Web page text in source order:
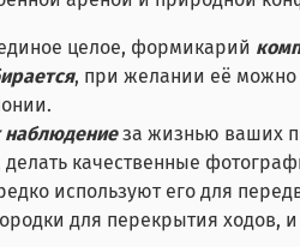
целое, формикарий
, при желании её можно
наблюдение за жизнью ваших
качественные
используют его для
для перекрытия